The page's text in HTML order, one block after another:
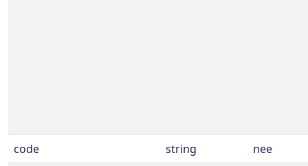
code string
nee